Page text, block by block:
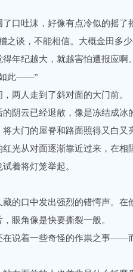
吐沫，好像有点冷似的摇了
谈，不能相信。大概金田多
得年纪越大，就越害怕遭报应啊
此——”
人走到了斜对面的大门前。
云已经退散，像是冻结成冰
门的屋脊和路面照得又白又
从对面逐渐靠近过来，在相
将灯笼举起。
口中发出强烈的错愕声。在
眼角像是快要撕裂一般。
着一些奇怪的作祟之事——而